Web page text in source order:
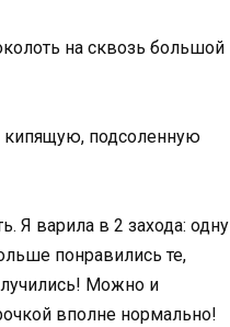
на сквозь большой
кипящую, подсоленную
Я варила в 2 захода: одну
понравились те,
Можно и
вполне нормально!